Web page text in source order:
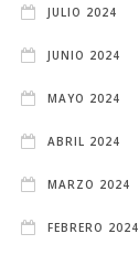
JULIO 2024
JUNIO 2024
MAYO 2024
ABRIL 2024
MARZO 2024
FEBRERO 2024